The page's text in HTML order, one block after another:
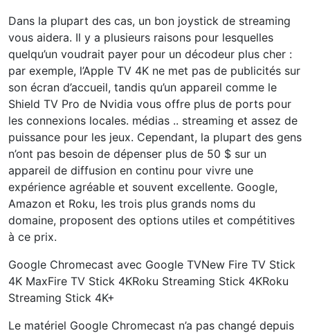
Dans la plupart des cas, un bon joystick de streaming
vous aidera. Il y a plusieurs raisons pour lesquelles
quelqu’un voudrait payer pour un décodeur plus cher :
par exemple, l’Apple TV 4K ne met pas de publicités sur
son écran d’accueil, tandis qu’un appareil comme le
Shield TV Pro de Nvidia vous offre plus de ports pour
les connexions locales. médias .. streaming et assez de
puissance pour les jeux. Cependant, la plupart des gens
n’ont pas besoin de dépenser plus de 50 $ sur un
appareil de diffusion en continu pour vivre une
expérience agréable et souvent excellente. Google,
Amazon et Roku, les trois plus grands noms du
domaine, proposent des options utiles et compétitives
à ce prix.
Google Chromecast avec Google TVNew Fire TV Stick
4K MaxFire TV Stick 4KRoku Streaming Stick 4KRoku
Streaming Stick 4K+
Le matériel Google Chromecast n’a pas changé depuis